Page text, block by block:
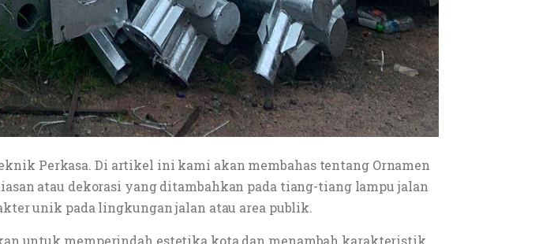
Perkasa. Di artikel ini kami akan membahas tentang Ornamen
atau dekorasi yang ditambahkan pada tiang-tiang lampu jalan
unik pada lingkungan jalan atau area publik.